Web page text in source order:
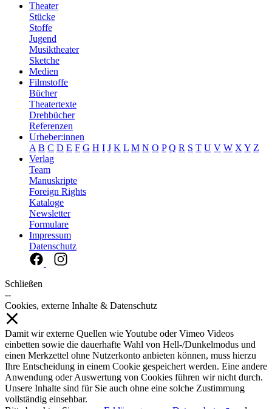
Theater
Stücke
Stoffe
Jugend
Musiktheater
Sketche
Medien
Filmstoffe
Bücher
Theatertexte
Drehbücher
Referenzen
Urheber:innen
A B C D E F G H I J K L M N O P Q R S T U V W X Y Z
Verlag
Team
Manuskripte
Foreign Rights
Kataloge
Newsletter
Formulare
Impressum
Datenschutz
Schließen
--
Cookies, externe Inhalte & Datenschutz
Damit wir externe Quellen wie Youtube oder Vimeo Videos
einbetten sowie die dauerhafte Wahl von Hell-/Dunkelmodus und
einen Merkzettel ohne Nutzerkonto anbieten können, muss hierzu
Ihre Entscheidung in einem Cookie gespeichert werden. Eine andere
Anwendung oder Auswertung von Cookies führen wir nicht durch.
Unsere Inhalte sind für Sie auch ohne eine solche Zustimmung
vollständig einsehbar.